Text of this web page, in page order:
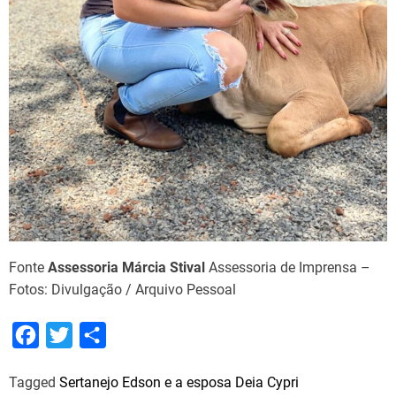
Fonte Assessoria Márcia Stival Assessoria de Imprensa –
Fotos: Divulgação / Arquivo Pessoal
c
i
a
Tagged Sertanejo Edson e a esposa Deia Cypri